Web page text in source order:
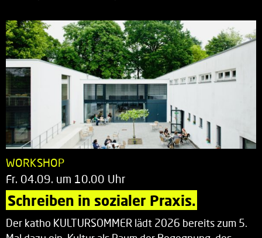
WORKSHOP
Fr. 04.09. um 10.00 Uhr
Schreiben in sozialer Praxis.
Der katho KULTURSOMMER lädt 2026 bereits zum 5.